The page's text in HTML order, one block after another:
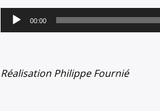
Lecteur
audio
00:00
Réalisation Philippe Fournié